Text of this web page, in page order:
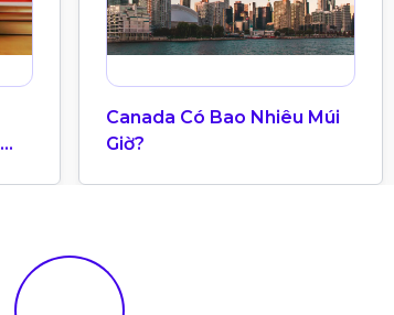
Canada Có Bao Nhiêu Múi
Giờ?